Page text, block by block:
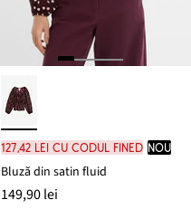
127,42 lei cu codul FINED nou
Bluză din satin fluid
149,90 lei